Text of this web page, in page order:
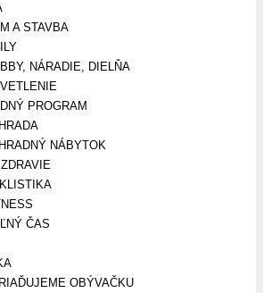
A STAVBA
NÁRADIE, DIELŇA
PROGRAM
NÁBYTOK
ČAS
OBÝVAČKU